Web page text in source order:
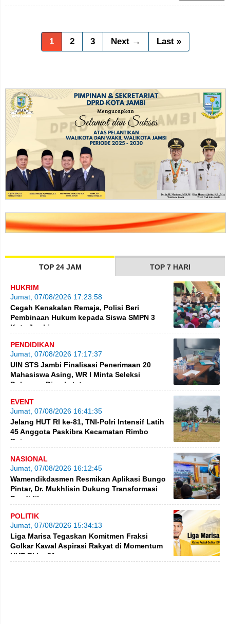
1 2 3 Next → Last »
TOP 24 JAM TOP 7 HARI
HUKRIM
Jumat, 07/08/2026 17:23:58
Cegah Kenakalan Remaja, Polisi Beri
Pembinaan Hukum kepada Siswa SMPN 3
Kota Jambi
PENDIDIKAN
Jumat, 07/08/2026 17:17:37
UIN STS Jambi Finalisasi Penerimaan 20
Mahasiswa Asing, WR I Minta Seleksi
Dokumen Diperketat
EVENT
Jumat, 07/08/2026 16:41:35
Jelang HUT RI ke-81, TNI-Polri Intensif Latih
45 Anggota Paskibra Kecamatan Rimbo
Bujang
NASIONAL
Jumat, 07/08/2026 16:12:45
Wamendikdasmen Resmikan Aplikasi Bungo
Pintar, Dr. Mukhlisin Dukung Transformasi
Pendidikan
POLITIK
Jumat, 07/08/2026 15:34:13
Liga Marisa Tegaskan Komitmen Fraksi
Golkar Kawal Aspirasi Rakyat di Momentum
HUT RI ke-81